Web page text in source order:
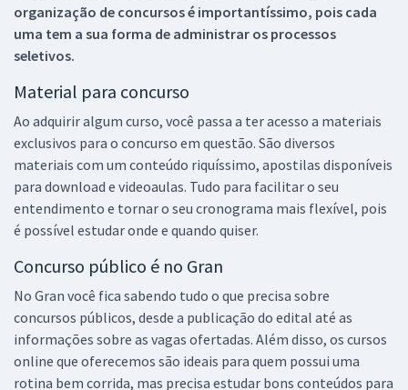
organização de concursos é importantíssimo, pois cada
uma tem a sua forma de administrar os processos
seletivos.
Material para concurso
Ao adquirir algum curso, você passa a ter acesso a materiais
exclusivos para o concurso em questão. São diversos
materiais com um conteúdo riquíssimo, apostilas disponíveis
para download e videoaulas. Tudo para facilitar o seu
entendimento e tornar o seu cronograma mais flexível, pois
é possível estudar onde e quando quiser.
Concurso público é no Gran
No Gran você fica sabendo tudo o que precisa sobre
concursos públicos, desde a publicação do edital até as
informações sobre as vagas ofertadas. Além disso, os cursos
online que oferecemos são ideais para quem possui uma
rotina bem corrida, mas precisa estudar bons conteúdos para